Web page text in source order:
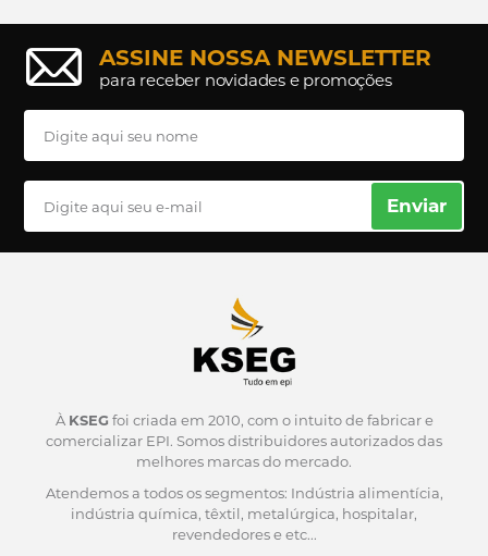
ASSINE NOSSA NEWSLETTER
para receber novidades e promoções
Enviar
À KSEG foi criada em 2010, com o intuito de fabricar e
comercializar EPI. Somos distribuidores autorizados das
melhores marcas do mercado.
Atendemos a todos os segmentos: Indústria alimentícia,
indústria química, têxtil, metalúrgica, hospitalar,
revendedores e etc...